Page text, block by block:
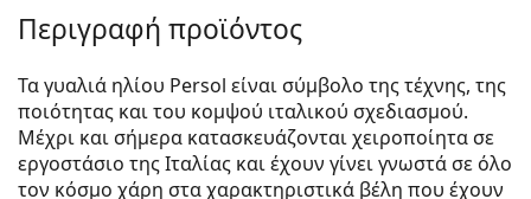
Περιγραφή προϊόντος
Τα γυαλιά ηλίου Persol είναι σύμβολο της τέχνης, της
ποιότητας και του κομψού ιταλικού σχεδιασμού.
Μέχρι και σήμερα κατασκευάζονται χειροποίητα σε
εργοστάσιο της Ιταλίας και έχουν γίνει γνωστά σε όλο
τον κόσμο χάρη στα χαρακτηριστικά βέλη που έχουν